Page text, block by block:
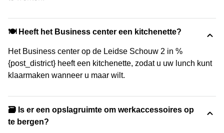
🍽️ Heeft het Business center een kitchenette?
Het Business center op de Leidse Schouw 2 in %
{post_district} heeft een kitchenette, zodat u uw lunch kunt
klaarmaken wanneer u maar wilt.
🗃️ Is er een opslagruimte om werkaccessoires op
te bergen?